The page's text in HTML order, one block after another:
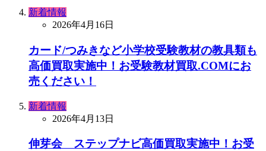
新着情報
2026年4月16日
カード/つみきなど小学校受験教材の教具類も
高価買取実施中！お受験教材買取.COMにお
売ください！
新着情報
2026年4月13日
伸芽会 ステップナビ高価買取実施中！お受